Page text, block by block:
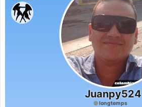
Juanpy524
longtemps